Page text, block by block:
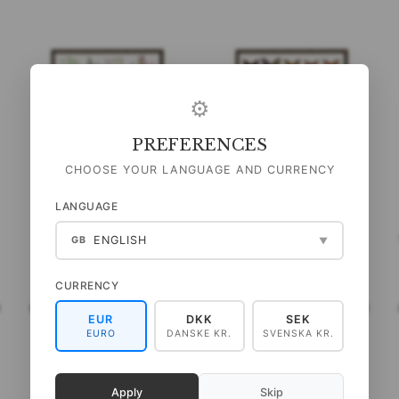
KRYDDERURTER - PÓSTER
99,00 DKK
79,20 DKKIVA NO INCLUIDO)
MARIPOSAS - PÓSTER A2
(79,20 DKKIVA NO INCLUIDO
AÑADIR A LA CESTA
AÑADIR A LA CESTA
⚙
PREFERENCES
CHOOSE YOUR LANGUAGE AND CURRENCY
LANGUAGE
GB ENGLISH ▼
CURRENCY
EUR
EURO
DKK
DANSKE KR.
SEK
SVENSKA KR.
Apply Skip